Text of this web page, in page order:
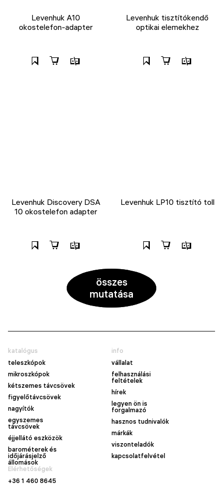
Levenhuk A10
okostelefon-adapter
Levenhuk tisztítókendő
optikai elemekhez
Levenhuk Discovery DSA
10 okostelefon adapter
Levenhuk LP10 tisztító toll
összes
mutatása
katalógus
teleszkópok
mikroszkópok
kétszemes távcsövek
figyelőtávcsövek
nagyítók
egyszemes
távcsövek
éjjellátó eszközök
barométerek és
időjárásjelző
állomások
info
vállalat
felhasználási
feltételek
hírek
legyen ön is
forgalmazó
hasznos tudnivalók
márkák
viszonteladók
kapcsolatfelvétel
Elérhetőségek
+36 1 460 8645